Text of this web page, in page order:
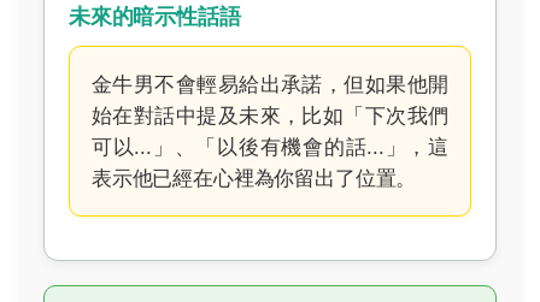
未來的暗示性話語
金牛男不會輕易給出承諾，但如果他開
始在對話中提及未來，比如「下次我們
可以...」、「以後有機會的話...」，這
表示他已經在心裡為你留出了位置。